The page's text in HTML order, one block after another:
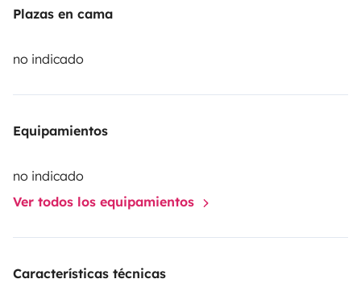
Plazas en cama
no indicado
Equipamientos
no indicado
Ver todos los equipamientos
Características técnicas